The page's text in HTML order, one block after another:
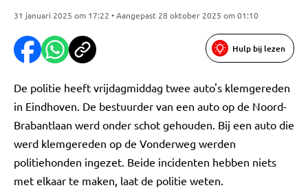
31 januari 2025 om 17:22 • Aangepast 28 oktober 2025 om 01:10
Hulp bij lezen
De politie heeft vrijdagmiddag twee auto's klemgereden
in Eindhoven. De bestuurder van een auto op de Noord-
Brabantlaan werd onder schot gehouden. Bij een auto die
werd klemgereden op de Vonderweg werden
politiehonden ingezet. Beide incidenten hebben niets
met elkaar te maken, laat de politie weten.